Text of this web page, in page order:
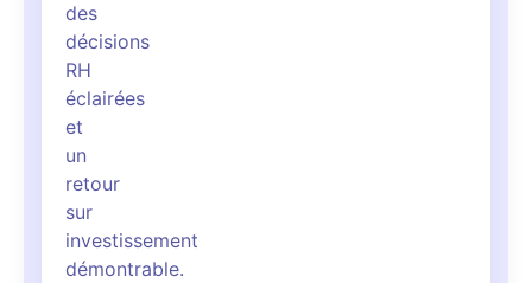
des
décisions
RH
éclairées
et
un
retour
sur
investissement
démontrable.